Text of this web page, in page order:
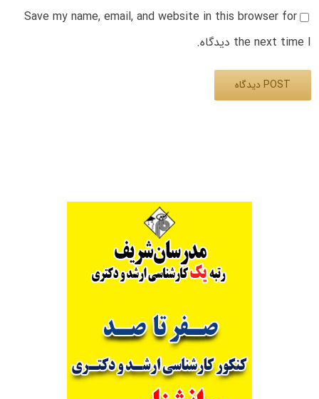
Save my name, email, and website in this browser for
the next time I دیدگاه.